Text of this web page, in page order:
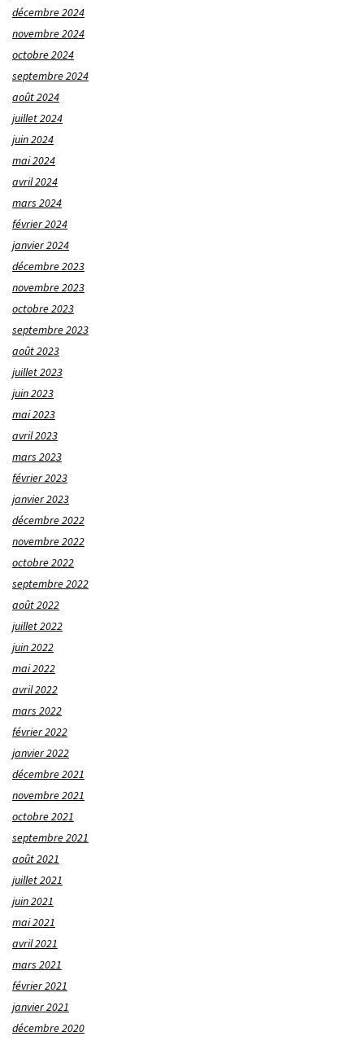
décembre 2024
novembre 2024
octobre 2024
septembre 2024
août 2024
juillet 2024
juin 2024
mai 2024
avril 2024
mars 2024
février 2024
janvier 2024
décembre 2023
novembre 2023
octobre 2023
septembre 2023
août 2023
juillet 2023
juin 2023
mai 2023
avril 2023
mars 2023
février 2023
janvier 2023
décembre 2022
novembre 2022
octobre 2022
septembre 2022
août 2022
juillet 2022
juin 2022
mai 2022
avril 2022
mars 2022
février 2022
janvier 2022
décembre 2021
novembre 2021
octobre 2021
septembre 2021
août 2021
juillet 2021
juin 2021
mai 2021
avril 2021
mars 2021
février 2021
janvier 2021
décembre 2020